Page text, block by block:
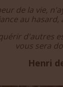
de la vie,
au hasard,
d'autres
vous sera
Henri